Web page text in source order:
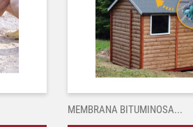
MEMBRANA BITUMINOSA...